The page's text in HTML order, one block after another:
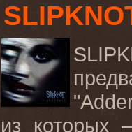
"
из которых